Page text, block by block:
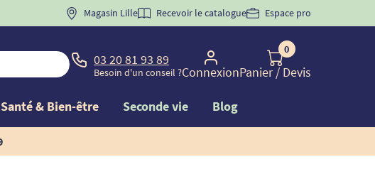
BIENVENUE" pourla 1ère commande d'incontinence
Magasin Lille Recevoir le catalogue Espace pro
03 20 81 93 89
Besoin d'un conseil ?Connexion
0
Panier/ Devis
Santé & Bien-être Seconde vie Blog